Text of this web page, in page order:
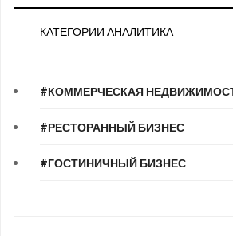
КАТЕГОРИИ АНАЛИТИКА
#КОММЕРЧЕСКАЯ
#РЕСТОРАННЫЙ БИЗНЕС
#ГОСТИНИЧНЫЙ БИЗНЕС